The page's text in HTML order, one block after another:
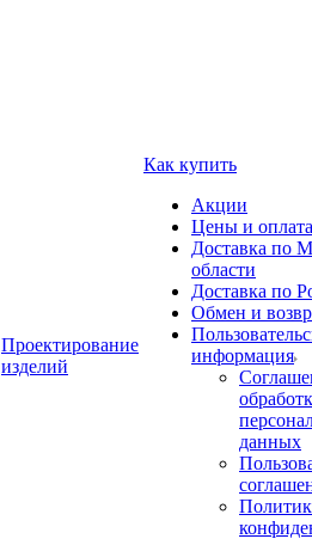
Проектирование
изделий
Как купить
Акции
Цены и оплата
Доставка по
области
Доставка по
Обмен и
информация
данных